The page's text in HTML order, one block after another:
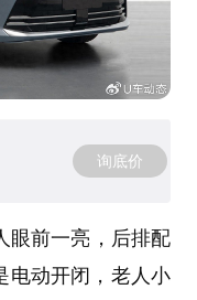
询底价
眼前一亮，后排配
动开闭，老人小